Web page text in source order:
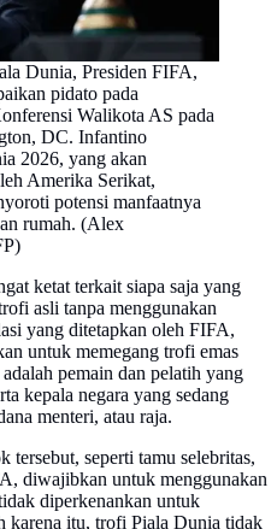
Dunia, Presiden FIFA,
pidato pada
Walikota AS pada
DC. Infantino
2026, yang akan
Amerika Serikat,
potensi manfaatnya
rumah. (Alex
ketat terkait siapa saja yang
asli tanpa menggunakan
yang ditetapkan oleh FIFA,
untuk memegang trofi emas
pemain dan pelatih yang
kepala negara yang sedang
menteri, atau raja.
seperti tamu selebritas,
diwajibkan untuk menggunakan
diperkenankan untuk
karena itu, trofi Piala Dunia tidak